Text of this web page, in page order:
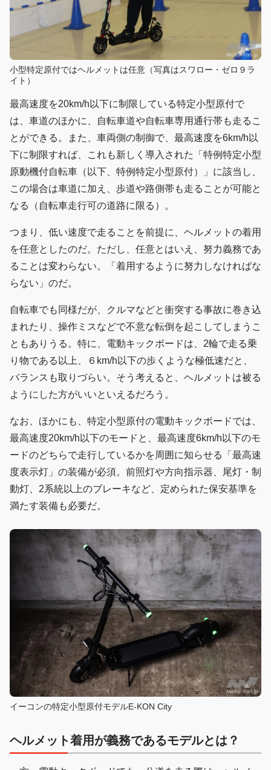
小型特定原付ではヘルメットは任意（写真はスワロー・ゼロ９ラ
イト）
最高速度を20km/h以下に制限している特定小型原付で
は、車道のほかに、自転車道や自転車専用通行帯も走るこ
とができる。また、車両側の制御で、最高速度を6km/h以
下に制限すれば、これも新しく導入された「特例特定小型
原動機付自転車（以下、特例特定小型原付）」に該当し、
この場合は車道に加え、歩道や路側帯も走ることが可能と
なる（自転車走行可の道路に限る）。
つまり、低い速度で走ることを前提に、ヘルメットの着用
を任意としたのだ。ただし、任意とはいえ、努力義務であ
ることは変わらない。「着用するように努力しなければな
らない」のだ。
自転車でも同様だが、クルマなどと衝突する事故に巻き込
まれたり、操作ミスなどで不意な転倒を起こしてしまうこ
ともありうる。特に、電動キックボードは、2輪で走る乗
り物である以上、６km/h以下の歩くような極低速だと、
バランスも取りづらい。そう考えると、ヘルメットは被る
ようにした方がいいといえるだろう。
なお、ほかにも、特定小型原付の電動キックボードでは、
最高速度20km/h以下のモードと、最高速度6km/h以下のモ
ードのどちらで走行しているかを周囲に知らせる「最高速
度表示灯」の装備が必須。前照灯や方向指示器、尾灯・制
動灯、2系統以上のブレーキなど、定められた保安基準を
満たす装備も必要だ。
イーコンの特定小型原付モデルE-KON City
ヘルメット着用が義務であるモデルとは？